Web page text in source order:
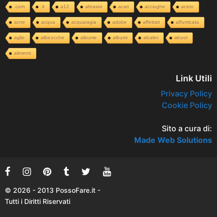
.com .it a12 abrasivi acari acciughe aceto
acne acqua acquaragia adobe affettati affumicata
aglio albicocche albume albumi alcalini alcool
alimenti
Link Utili
Privacy Policy
Cookie Policy
Sito a cura di:
Made Web Solutions
© 2026 - 2013 PossoFare.it -
Tutti i Diritti Riservati